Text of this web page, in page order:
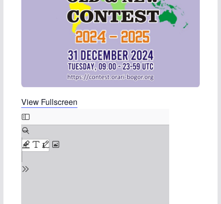
View Fullscreen